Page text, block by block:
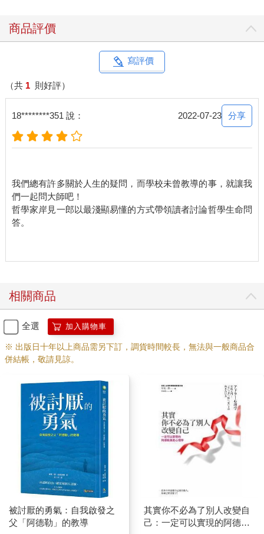
商品評價
寫評價
（共 1 則好評）
18********351 說： 2022-07-23 分享
我們總有許多關於人生的疑問，而學校未曾教導的事，就讓我
們一起問大師吧！
哲學家岸見一郎以最淺顯易懂的方式帶領讀者討論哲學生命問
答。
相關商品
全選 加入購物車
※ 出版日十年以上商品需另下訂，調貨時間較長，無法與一般商品合
併結帳，敬請見諒。
被討厭的勇氣：自我啟發之
父「阿德勒」的教導
其實你不必為了別人改變自
己：一定可以實現的阿德勒